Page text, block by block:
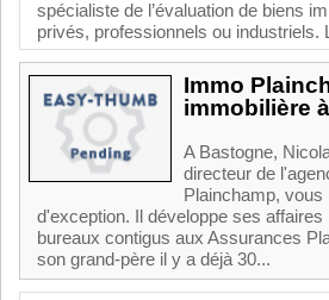
spécialiste de l’évaluation de biens
privés, professionnels ou industriels.
Immo
immobilière
A Bastogne,
directeur de
Plainchamp,
d'exception. Il développe ses
bureaux contigus aux Assurances
son grand-père il y a déjà 30...